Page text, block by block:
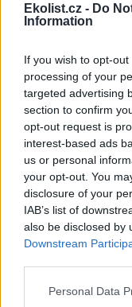
Ekolist.cz - Do
Information
If you wish to opt-
processing of your
targeted advertising
section to confirm
opt-out request is
interest-based ads
us or personal
your opt-out. You
disclosure of your
IAB’s list of
also be disclosed by
Downstream
Personal Data
Nadělte si pod
možná nebudete
Jak asi mnozí víte,
existence a proto
Chápu, že je těžko
se objasnit příčiny
příčiny jsou čistě
můžeme sami.
Září 2013:
25.9.2013
Na stránkách
obrací přímo na Vás,
Ekolist.cz? Příště tu
Ekolist.cz se totiž stále
peníze na další
ctí zavřít krám.
Červen 2013 na